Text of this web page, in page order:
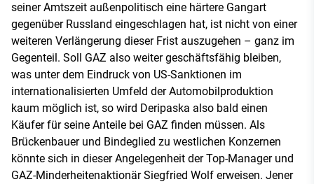
seiner Amtszeit außenpolitisch eine härtere Gangart
gegenüber Russland eingeschlagen hat, ist nicht von einer
weiteren Verlängerung dieser Frist auszugehen – ganz im
Gegenteil. Soll GAZ also weiter geschäftsfähig bleiben,
was unter dem Eindruck von US-Sanktionen im
internationalisierten Umfeld der Automobilproduktion
kaum möglich ist, so wird Deripaska also bald einen
Käufer für seine Anteile bei GAZ finden müssen. Als
Brückenbauer und Bindeglied zu westlichen Konzernen
könnte sich in dieser Angelegenheit der Top-Manager und
GAZ-Minderheitenaktionär Siegfried Wolf erweisen. Jener